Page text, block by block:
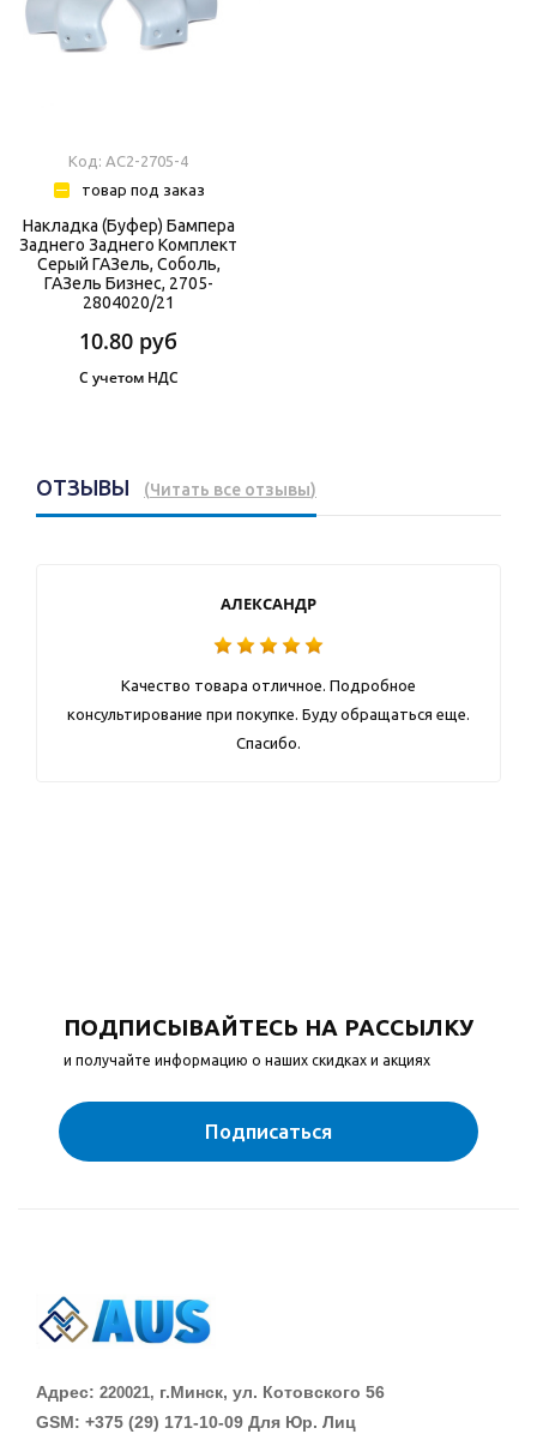
Код: АС2-2705-4
товар под заказ
Накладка (буфер) Бампера
Заднего Заднего Комплект
Серый ГАЗель, Соболь,
ГАЗель Бизнес, 2705-
2804020/21
10.80 руб
С учетом НДС
ОТЗЫВЫ (Читать все отзывы)
АЛЕКСАНДР
Качество товара отличное. Подробное
консультирование при покупке. Буду обращаться еще.
Спасибо.
ПОДПИСЫВАЙТЕСЬ НА РАССЫЛКУ
и получайте информацию о наших скидках и акциях
Подписаться
Адрес: 220021, г.Минск, ул. Котовского 56
GSM: +375 (29) 171-10-09 Для Юр. Лиц